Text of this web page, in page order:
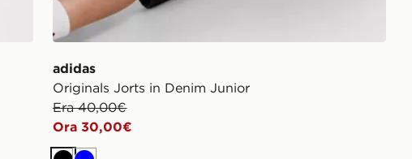
adidas
Originals Jorts in Denim Junior
Era 40,00€
Ora 30,00€